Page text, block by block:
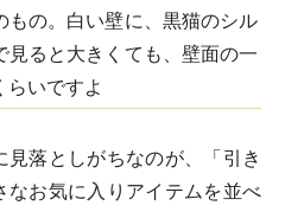
もの。白い壁に、黒猫のシル
見ると大きくても、壁面の一
らいですよ
落としがちなのが、「引き
なお気に入りアイテムを並べ